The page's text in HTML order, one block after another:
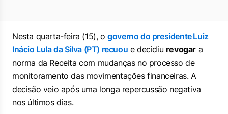
Nesta quarta-feira (15), ogoverno do presidenteLuiz
Inácio Lula da Silva (PT) recuou e decidiu revogar a
norma da Receita com mudanças no processo de
monitoramento das movimentações financeiras. A
decisão veio após uma longa repercussão negativa
nos últimos dias.